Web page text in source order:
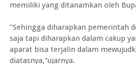
memiliki yang ditanamkan oleh
"Sehingga diharapkan pemerintah
saja tapi diharapkan dalam cakup
aparat bisa terjalin dalam
diatasnya,"ujarnya.